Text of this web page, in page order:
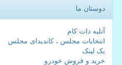
دوستان ما
آتلیه دات کام
انتخابات مجلس ، کاندیدای مجلس
بک لینک
خرید و فروش خودرو